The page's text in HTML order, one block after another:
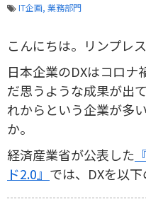
IT企画 業務部門
こんにちは。リンプレ
日本企業のDXはコロナ
だ思うような成果が出
れからという企業が多
か。
経済産業省が公表した
ド2.0』 では、DXを以下